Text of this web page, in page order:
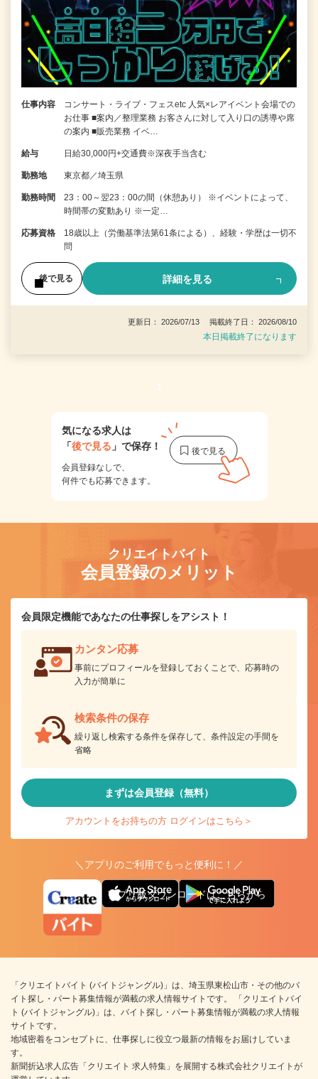
仕事内容
コンサート・ライブ・フェスetc 人気×レアイベント会場での
お仕事 ■案内／整理業務 お客さんに対して入り口の誘導や席
の案内 ■販売業務 イベ…
給与 日給30,000円+交通費※深夜手当含む
勤務地 東京都／埼玉県
勤務時間
23：00～翌23：00の間（休憩あり） ※イベントによって、
時間帯の変動あり ※一定…
応募資格
18歳以上（労働基準法第61条による）、経験・学歴は一切不
問
後で見る 詳細を見る
更新日： 2026/07/13 掲載終了日： 2026/08/10
本日掲載終了になります
1
気になる求人は
「後で見る 」で保存！
会員登録なしで、
何件でも応募できます。
クリエイトバイト
会員登録のメリット
会員限定機能であなたの仕事探しをアシスト！
カンタン応募
事前にプロフィールを登録しておくことで、応募時の
入力が簡単に
検索条件の保存
繰り返し検索する条件を保存して、条件設定の手間を
省略
まずは会員登録（無料）
アカウントをお持ちの方 ログインはこちら＞
＼アプリのご利用でもっと便利に！／
アプリ版ダウンロードはこちらから
「クリエイトバイト (バイトジャングル)」は、埼玉県東松山市・その他のバ
イト探し・パート募集情報が満載の求人情報サイトです。 「クリエイトバイ
ト (バイトジャングル)」は、バイト探し・パート募集情報が満載の求人情報
サイトです。
地域密着をコンセプトに、仕事探しに役立つ最新の情報をお届けしていま
す。
新聞折込求人広告「クリエイト 求人特集」を展開する株式会社クリエイトが